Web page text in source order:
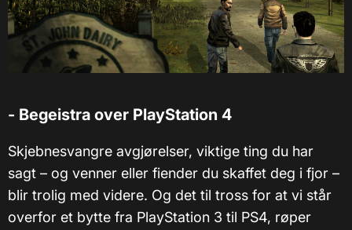
- Begeistra over PlayStation 4
Skjebnesvangre avgjørelser, viktige ting du har
sagt – og venner eller fiender du skaffet deg i fjor –
blir trolig med videre. Og det til tross for at vi står
overfor et bytte fra PlayStation 3 til PS4, røper